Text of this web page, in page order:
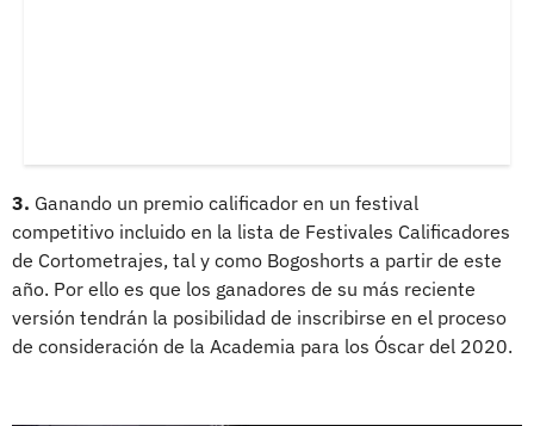
3. Ganando un premio calificador en un festival
competitivo incluido en la lista de Festivales Calificadores
de Cortometrajes, tal y como Bogoshorts a partir de este
año. Por ello es que los ganadores de su más reciente
versión tendrán la posibilidad de inscribirse en el proceso
de consideración de la Academia para los Óscar del 2020.